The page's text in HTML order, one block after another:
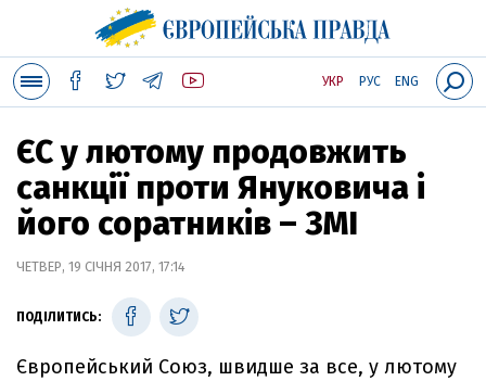
УКР РУС ENG
ЄС у лютому продовжить
санкції проти Януковича і
його соратників – ЗМІ
ЧЕТВЕР, 19 СІЧНЯ 2017, 17:14
ПОДІЛИТИСЬ:
Європейський Союз, швидше за все, у лютому